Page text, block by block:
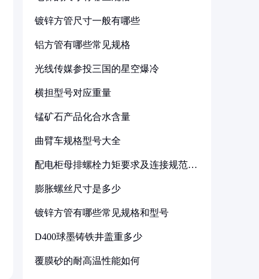
镀锌方管尺寸一般有哪些
铝方管有哪些常见规格
光线传媒参投三国的星空爆冷
横担型号对应重量
锰矿石产品化合水含量
曲臂车规格型号大全
配电柜母排螺栓力矩要求及连接规范详
膨胀螺丝尺寸是多少
镀锌方管有哪些常见规格和型号
D400球墨铸铁井盖重多少
覆膜砂的耐高温性能如何